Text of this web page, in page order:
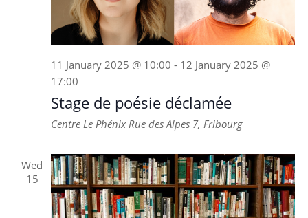
11 January 2025 @ 10:00 - 12 January 2025 @
17:00
Stage de poésie déclamée
Centre Le Phénix Rue des Alpes 7, Fribourg
Wed
15